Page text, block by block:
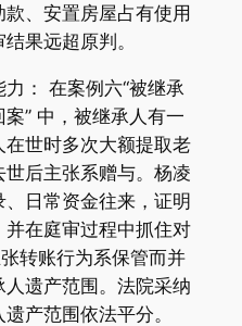
、安置房屋占有使用
果远超原判。
： 在案例六“被继承
” 中，被继承人有一
在世时多次大额提取老
世后主张系赠与。杨凌
日常资金往来，证明
在庭审过程中抓住对
转账行为系保管而并
遗产范围。法院采纳
产范围依法平分。